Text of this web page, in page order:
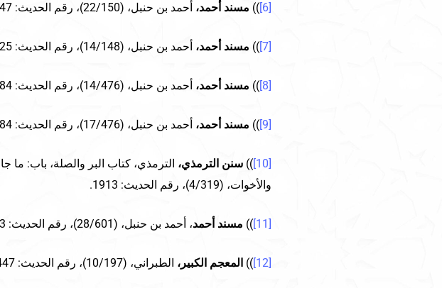
[6]
)) مسند أحمد، أحمد بن حنبل، (22/150)، رقم الحديث: 14247.
[7]
)) مسند أحمد، أحمد بن حنبل، (14/148)، رقم الحديث: 8425.
[8]
)) مسند أحمد، أحمد بن حنبل، (14/476)، رقم الحديث: 11384.
[9]
)) مسند أحمد، أحمد بن حنبل، (17/476)، رقم الحديث: 11384.
[10]
)) سنن الترمذي، الترمذي، كتاب البر والصلة، باب: ما
والأخوات، (4/319)، رقم الحديث: 1913.
[11]
)) مسند أحمد، أحمد بن حنبل، (28/601)، رقم الحديث: 17373.
[12]
)) المعجم الكبير، الطبراني، (10/197)، رقم الحديث: 10447.